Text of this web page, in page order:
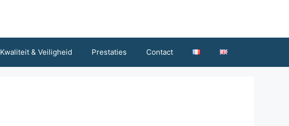
Kwaliteit & Veiligheid Prestaties Contact